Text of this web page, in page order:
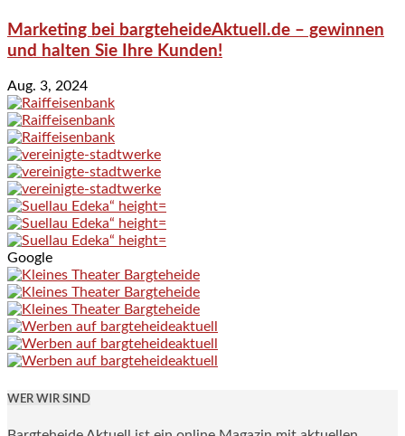
Marketing bei bargteheideAktuell.de – gewinnen
und halten Sie Ihre Kunden!
Aug. 3, 2024
Google
WER WIR SIND